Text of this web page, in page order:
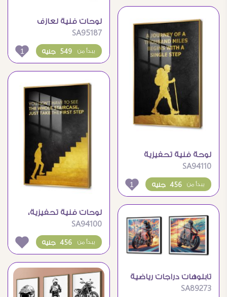
لوحات فنية لعازف
الساكسفون بلمسة
فنية مميزة
SA95187
549 جنيه يبدأ من 1
لوحة فنية تحفيزية
لرحلة الألف ميل بخطوة
SA94110
456 جنيه يبدأ من 1
لوحات فنية تحفيزية،
الخطوة الأولى نحو
النجاح
SA94100
456 جنيه يبدأ من
تابلوهات دراجات رياضية
حديثة
SA89273